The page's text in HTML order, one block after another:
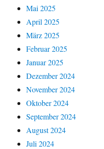
Mai 2025
April 2025
März 2025
Februar 2025
Januar 2025
Dezember 2024
November 2024
Oktober 2024
September 2024
August 2024
Juli 2024